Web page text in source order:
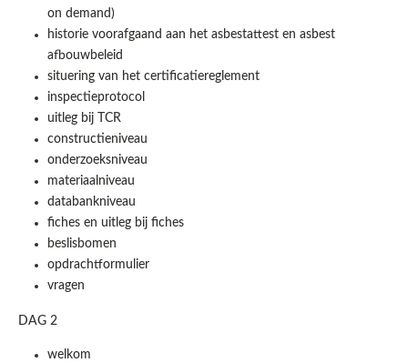
on demand)
historie voorafgaand aan het asbestattest en asbest
afbouwbeleid
situering van het certificatiereglement
inspectieprotocol
uitleg bij TCR
constructieniveau
onderzoeksniveau
materiaalniveau
databankniveau
fiches en uitleg bij fiches
beslisbomen
opdrachtformulier
vragen
DAG 2
welkom